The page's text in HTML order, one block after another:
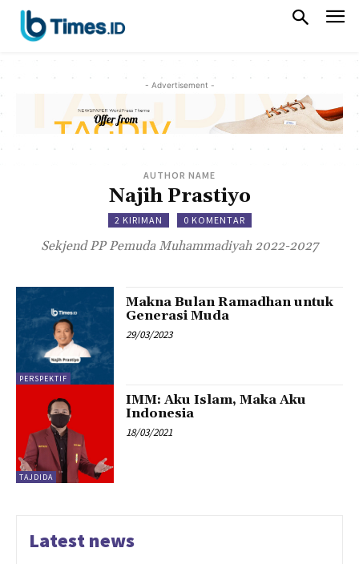
- Advertisement -
AUTHOR NAME
Najih Prastiyo
2 KIRIMAN 0 KOMENTAR
Sekjend PP Pemuda Muhammadiyah 2022-2027
PERSPEKTIF
Makna Bulan Ramadhan untuk
Generasi Muda
29/03/2023
TAJDIDA
IMM: Aku Islam, Maka Aku
Indonesia
18/03/2021
Latest news